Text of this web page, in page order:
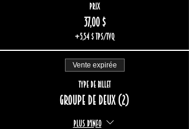
Prix
37,00 $
+5,54 $ TPS/TVQ
Vente expirée
Type de billet
Groupe de deux (2)
Plus d'info